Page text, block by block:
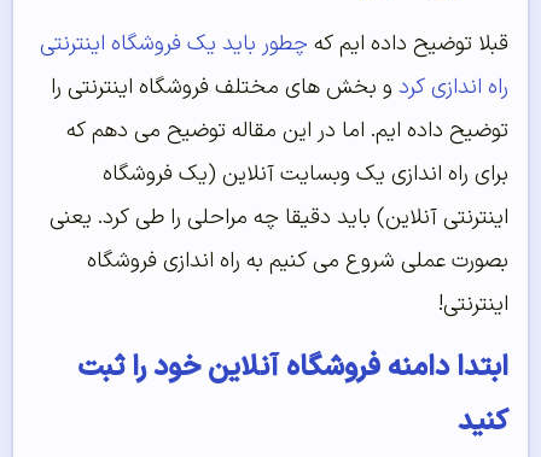
قبلا توضیح داده ایم که چطور باید یک فروشگاه اینترنتی
راه اندازی کرد و بخش های مختلف فروشگاه اینترنتی را
توضیح داده ایم. اما در این مقاله توضیح می دهم که
برای راه اندازی یک وبسایت آنلاین (یک فروشگاه
اینترنتی آنلاین) باید دقیقا چه مراحلی را طی کرد. یعنی
بصورت عملی شروع می کنیم به راه اندازی فروشگاه
اینترنتی!
ابتدا دامنه فروشگاه آنلاین خود را ثبت
کنید